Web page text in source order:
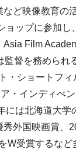
ど映像教育の
ョップに参加し
Film
督を務められ
・ショートフ
・インディぺ
には北海道大学
外国映画賞、
W受賞するなど